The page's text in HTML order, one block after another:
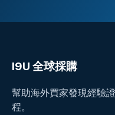
I9U 全球採購
幫助海外買家發現經驗
程。